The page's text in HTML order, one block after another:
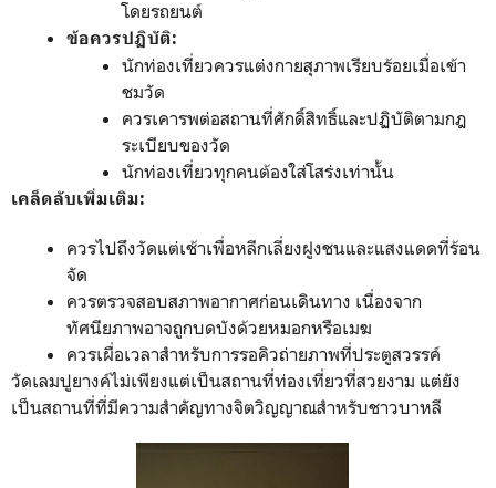
โดยรถยนต์
ข้อควรปฏิบัติ:
นักท่องเที่ยวควรแต่งกายสุภาพเรียบร้อยเมื่อเข้า
ชมวัด
ควรเคารพต่อสถานที่ศักดิ์สิทธิ์และปฏิบัติตามกฎ
ระเบียบของวัด
นักท่องเที่ยวทุกคนต้องใส่โสร่งเท่านั้น
เคล็ดลับเพิ่มเติม:
ควรไปถึงวัดแต่เช้าเพื่อหลีกเลี่ยงฝูงชนและแสงแดดที่ร้อน
จัด
ควรตรวจสอบสภาพอากาศก่อนเดินทาง เนื่องจาก
ทัศนียภาพอาจถูกบดบังด้วยหมอกหรือเมฆ
ควรเผื่อเวลาสำหรับการรอคิวถ่ายภาพที่ประตูสวรรค์
วัดเลมปูยางค์ไม่เพียงแต่เป็นสถานที่ท่องเที่ยวที่สวยงาม แต่ยัง
เป็นสถานที่ที่มีความสำคัญทางจิตวิญญาณสำหรับชาวบาหลี